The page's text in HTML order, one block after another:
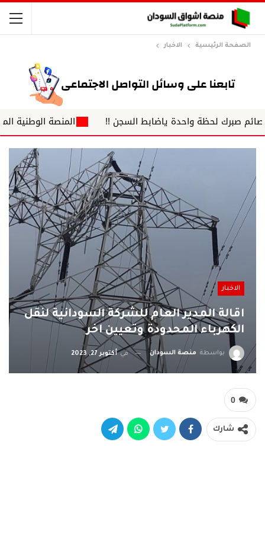
الصفحة الرئيسية الاخبار
لحظة واحدة ياضابط السجن !! المنصة الوطنية
الاخبار
اقالة المدير العام للشركة السودانية لنقل
الكهرباء المحدودة وتعيين اخر
بواسطة منصة السودان فيأكتوبر 27, 2023
0
شارك